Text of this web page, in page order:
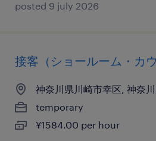
posted 9 july 2026
接客（ショールーム・カ
神奈川県川崎市幸区, 神奈
temporary
¥1584.00 per hour